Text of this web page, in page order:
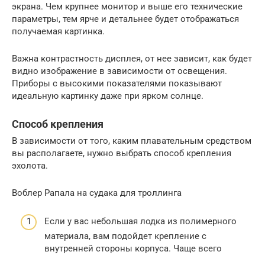
экрана. Чем крупнее монитор и выше его технические
параметры, тем ярче и детальнее будет отображаться
получаемая картинка.
Важна контрастность дисплея, от нее зависит, как будет
видно изображение в зависимости от освещения.
Приборы с высокими показателями показывают
идеальную картинку даже при ярком солнце.
Способ крепления
В зависимости от того, каким плавательным средством
вы располагаете, нужно выбрать способ крепления
эхолота.
Воблер Рапала на судака для троллинга
Если у вас небольшая лодка из полимерного
материала, вам подойдет крепление с
внутренней стороны корпуса. Чаще всего